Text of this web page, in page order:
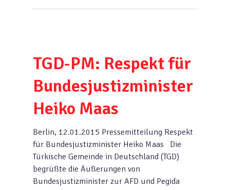
TGD-PM: Respekt für
Bundesjustizminister
Heiko Maas
Berlin, 12.01.2015 Pressemitteilung Respekt
für Bundesjustizminister Heiko Maas Die
Türkische Gemeinde in Deutschland (TGD)
begrüßte die Äußerungen von
Bundesjustizminister zur AFD und Pegida